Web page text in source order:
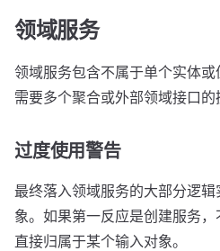
领域服务
领域服务包含不属于单个实体
需要多个聚合或外部领域接口的
过度使用警告
最终落入领域服务的大部分逻
象。如果第一反应是创建服务
直接归属于某个输入对象。